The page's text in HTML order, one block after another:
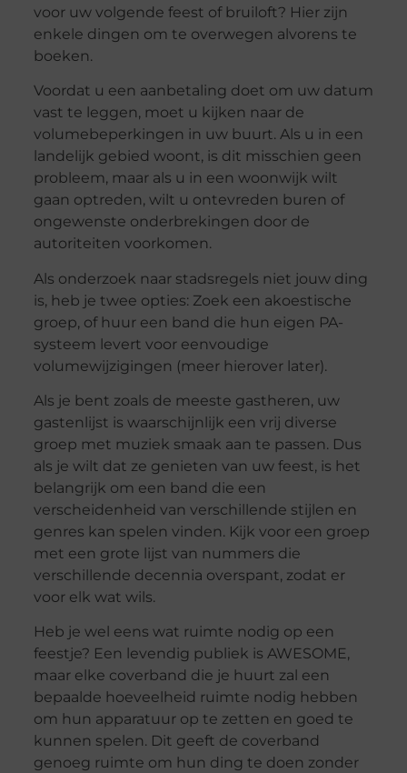
voor uw volgende feest of bruiloft? Hier zijn
enkele dingen om te overwegen alvorens te
boeken.
Voordat u een aanbetaling doet om uw datum
vast te leggen, moet u kijken naar de
volumebeperkingen in uw buurt. Als u in een
landelijk gebied woont, is dit misschien geen
probleem, maar als u in een woonwijk wilt
gaan optreden, wilt u ontevreden buren of
ongewenste onderbrekingen door de
autoriteiten voorkomen.
Als onderzoek naar stadsregels niet jouw ding
is, heb je twee opties: Zoek een akoestische
groep, of huur een band die hun eigen PA-
systeem levert voor eenvoudige
volumewijzigingen (meer hierover later).
Als je bent zoals de meeste gastheren, uw
gastenlijst is waarschijnlijk een vrij diverse
groep met muziek smaak aan te passen. Dus
als je wilt dat ze genieten van uw feest, is het
belangrijk om een band die een
verscheidenheid van verschillende stijlen en
genres kan spelen vinden. Kijk voor een groep
met een grote lijst van nummers die
verschillende decennia overspant, zodat er
voor elk wat wils.
Heb je wel eens wat ruimte nodig op een
feestje? Een levendig publiek is AWESOME,
maar elke coverband die je huurt zal een
bepaalde hoeveelheid ruimte nodig hebben
om hun apparatuur op te zetten en goed te
kunnen spelen. Dit geeft de coverband
genoeg ruimte om hun ding te doen zonder